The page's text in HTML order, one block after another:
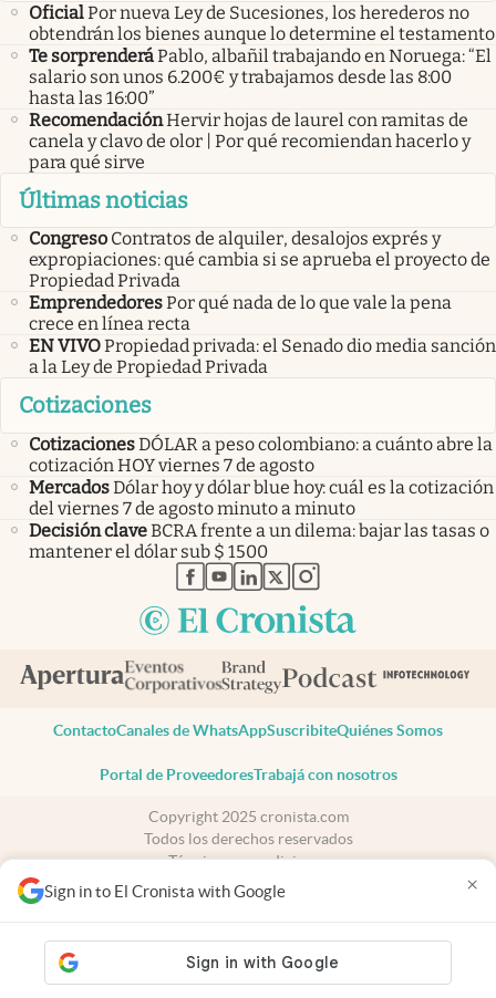
Sign in to El Cronista with Google ×
OficialPor nueva Ley de Sucesiones, los herederos no
obtendrán los bienes aunque lo determine el testamento
Te sorprenderáPablo, albañil trabajando en Noruega: “El
salario son unos 6.200€ y trabajamos desde las 8:00
hasta las 16:00”
RecomendaciónHervir hojas de laurel con ramitas de
canela y clavo de olor | Por qué recomiendan hacerlo y
para qué sirve
Últimas noticias
Congreso Contratos de alquiler, desalojos exprés y
expropiaciones: qué cambia si se aprueba el proyecto de
Propiedad Privada
EmprendedoresPor qué nada de lo que vale la pena
crece en línea recta
EN VIVOPropiedad privada: el Senado dio media sanción
a la Ley de Propiedad Privada
Cotizaciones
CotizacionesDÓLAR a peso colombiano: a cuánto abre la
cotización HOY viernes 7 de agosto
MercadosDólar hoy y dólar blue hoy: cuál es la cotización
del viernes 7 de agosto minuto a minuto
Decisión claveBCRA frente a un dilema: bajar las tasas o
mantener el dólar sub $ 1500
abre en nueva pestaña
abre en nueva pestaña
abre en nueva pestaña
abre en nueva pestaña
abre en nueva pestaña
ContactoCanales de WhatsAppSuscribiteQuiénes Somos
Portal de ProveedoresTrabajá con nosotros
Copyright 2025 cronista.com
Todos los derechos reservados
Términos y condiciones
Privacidad
Consentimiento
cronista.com
es propiedad de El Cronista Comercial S.A Registro de